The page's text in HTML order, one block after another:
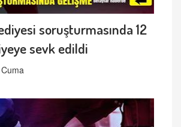
soruşturmasında 12
sevk edildi